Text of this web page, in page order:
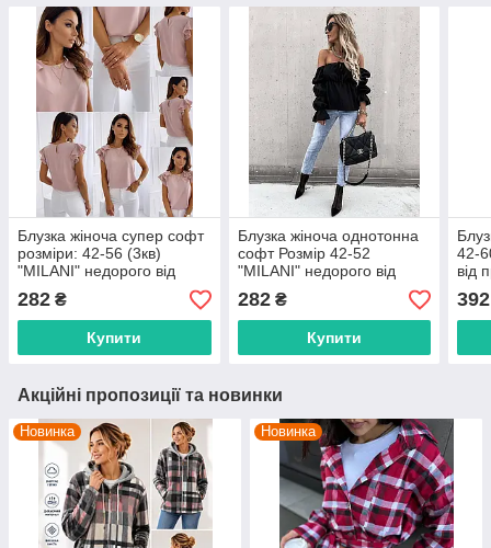
Блузка жіноча супер софт
розміри: 42-56 (3кв)
"MILANI" недорого від
прямого постачальника
idm916118
282 ₴
Купити
Блузка жіноча однотонна
софт Розмір 42-52
"MILANI" недорого від
прямого постачальника
idm923181
282₴
Купити
42-
від
392
Акційні пропозиції та новинки
Новинка Новинка